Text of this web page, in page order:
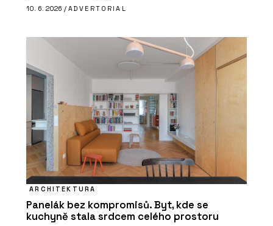
10. 6. 2026 / ADVERTORIAL
ARCHITEKTURA
Panelák bez kompromisů. Byt, kde se
kuchyně stala srdcem celého prostoru